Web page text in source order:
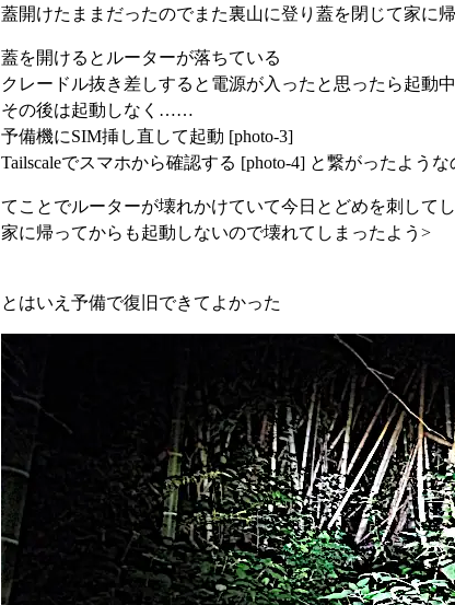
蓋開けたままだったのでまた裏山に登り蓋を閉じて家に
蓋を開けるとルーターが落ちている
クレードル抜き差しすると電源が入ったと思ったら起動
その後は起動しなく……
予備機にSIM挿し直して起動 [photo-3]
Tailscaleでスマホから確認する [photo-4] と繋がったよう
てことでルーターが壊れかけていて今日とどめを刺して
家に帰ってからも起動しないので壊れてしまったよう>
とはいえ予備で復旧できてよかった